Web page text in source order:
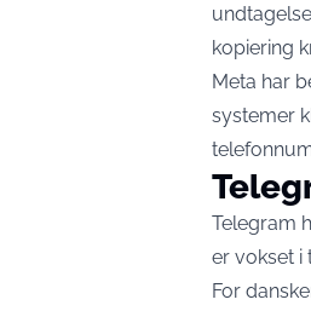
kopiering
Meta har
systemer
Telegram
er vokset i
For